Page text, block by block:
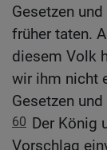
Gesetzen
früher taten.
diesem Volk
wir ihm nicht
Gesetzen
60 Der König
Vorschlag